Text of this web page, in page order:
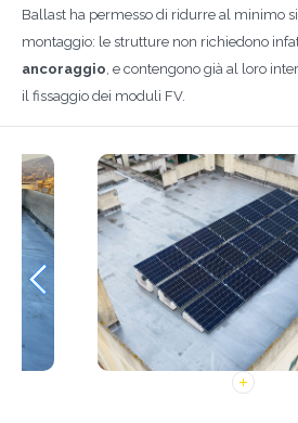
Ballast ha permesso di ridurre al minimo
montaggio: le strutture non richiedono
ancoraggio, e contengono già al loro
il fissaggio dei moduli FV.